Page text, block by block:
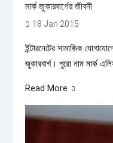
মার্ক জুকারবার্গের জীবনী
18 Jan 2015
ইন্টারনেটের সামাজিক
জুকারবার্গ। পুরো নাম মার্ক
Read More